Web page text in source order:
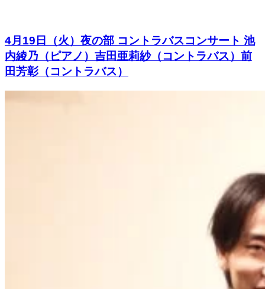
4月19日（火）夜の部 コントラバスコンサート 池
内綾乃（ピアノ）吉田亜莉紗（コントラバス）前
田芳彰（コントラバス）